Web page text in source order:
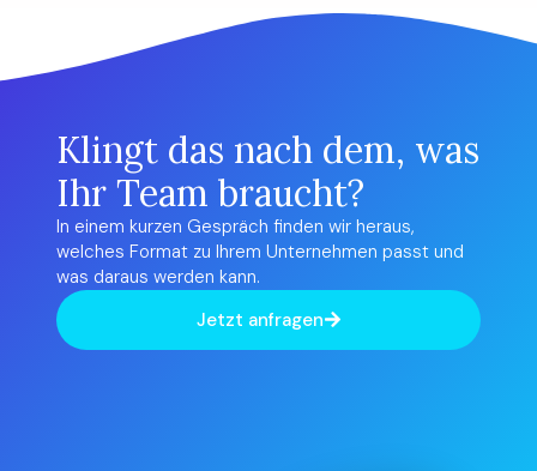
Klingt das nach dem, was
Ihr Team braucht?
In einem kurzen Gespräch finden wir heraus,
welches Format zu Ihrem Unternehmen passt und
was daraus werden kann.
Jetzt anfragen